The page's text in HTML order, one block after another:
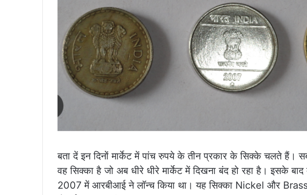
बता दें इन दिनों मार्केट में पांच रुपये के तीन प्रकार के सिक्के चलते हैं।
वह सिक्का है जो अब धीरे धीरे मार्केट में दिखना बंद हो रहा है। इसके
2007 में आरबीआई ने लॉन्च किया था। यह सिक्का Nickel और